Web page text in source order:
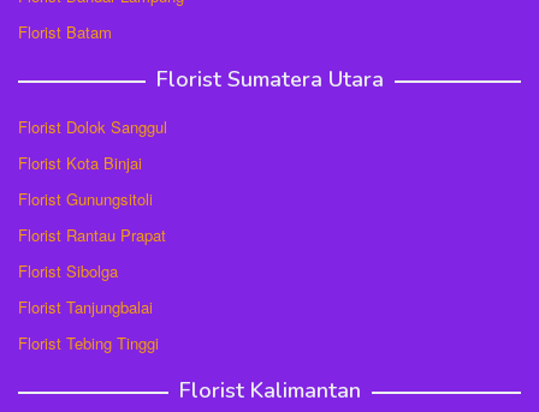
Florist Batam
Florist Sumatera Utara
Florist Dolok Sanggul
Florist Kota Binjai
Florist Gunungsitoli
Florist Rantau Prapat
Florist Sibolga
Florist Tanjungbalai
Florist Tebing Tinggi
Florist Kalimantan